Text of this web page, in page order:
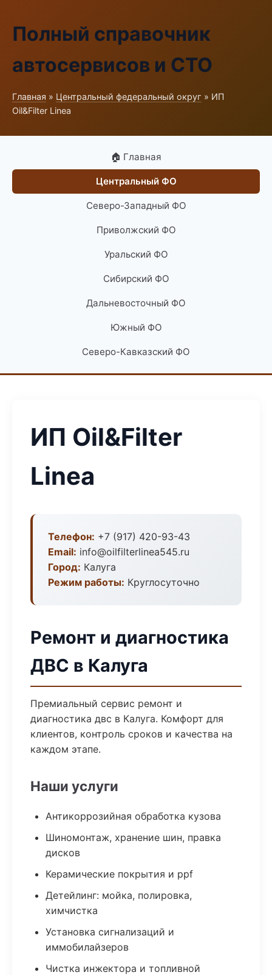
Полный справочник
автосервисов и СТО
Главная » Центральный федеральный округ » ИП
Oil&Filter Linea
🏠 Главная
Центральный ФО
Северо-Западный ФО
Приволжский ФО
Уральский ФО
Сибирский ФО
Дальневосточный ФО
Южный ФО
Северо-Кавказский ФО
ИП Oil&Filter
Linea
Телефон: +7 (917) 420-93-43
Email: info@oilfilterlinea545.ru
Город: Калуга
Режим работы: Круглосуточно
Ремонт и диагностика
ДВС в Калуга
Премиальный сервис ремонт и
диагностика двс в Калуга. Комфорт для
клиентов, контроль сроков и качества на
каждом этапе.
Наши услуги
Антикоррозийная обработка кузова
Шиномонтаж, хранение шин, правка
дисков
Керамические покрытия и ppf
Детейлинг: мойка, полировка,
химчистка
Установка сигнализаций и
иммобилайзеров
Чистка инжектора и топливной